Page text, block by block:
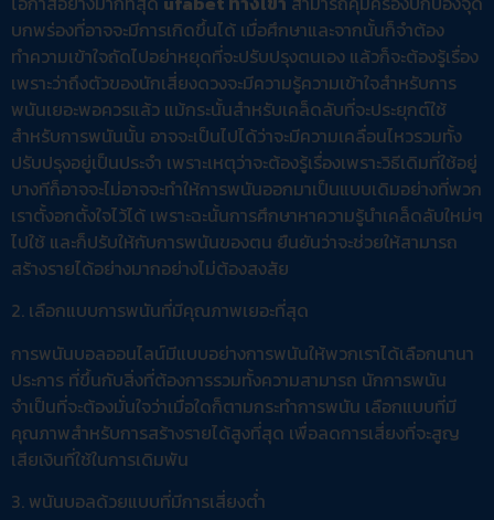
บกพร่องที่อาจจะมีการเกิดขึ้นได้ เมื่อศึกษาและจากนั้นก็จำต้อง
ทำความเข้าใจถัดไปอย่าหยุดที่จะปรับปรุงตนเอง แล้วก็จะต้องรู้เรื่อง
เพราะว่าถึงตัวของนักเสี่ยงดวงจะมีความรู้ความเข้าใจสำหรับการ
พนันเยอะพอควรแล้ว แม้กระนั้นสำหรับเคล็ดลับที่จะประยุกต์ใช้
สำหรับการพนันนั้น อาจจะเป็นไปได้ว่าจะมีความเคลื่อนไหวรวมทั้ง
ปรับปรุงอยู่เป็นประจำ เพราะเหตุว่าจะต้องรู้เรื่องเพราะวิธีเดิมที่ใช้อยู่
บางทีก็อาจจะไม่อาจจะทำให้การพนันออกมาเป็นแบบเดิมอย่างที่พวก
เราตั้งอกตั้งใจไว้ได้ เพราะฉะนั้นการศึกษาหาความรู้นำเคล็ดลับใหม่ๆ
ไปใช้ และก็ปรับให้กับการพนันของตน ยืนยันว่าจะช่วยให้สามารถ
สร้างรายได้อย่างมากอย่างไม่ต้องสงสัย
2. เลือกแบบการพนันที่มีคุณภาพเยอะที่สุด
การพนันบอลออนไลน์มีแบบอย่างการพนันให้พวกเราได้เลือกนานา
ประการ ที่ขึ้นกับสิ่งที่ต้องการรวมทั้งความสามารถ นักการพนัน
จำเป็นที่จะต้องมั่นใจว่าเมื่อใดก็ตามกระทำการพนัน เลือกแบบที่มี
คุณภาพสำหรับการสร้างรายได้สูงที่สุด เพื่อลดการเสี่ยงที่จะสูญ
เสียเงินที่ใช้ในการเดิมพัน
3. พนันบอลด้วยแบบที่มีการเสี่ยงต่ำ